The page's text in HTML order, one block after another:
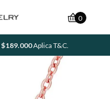
$189.000Aplica T&C.
0